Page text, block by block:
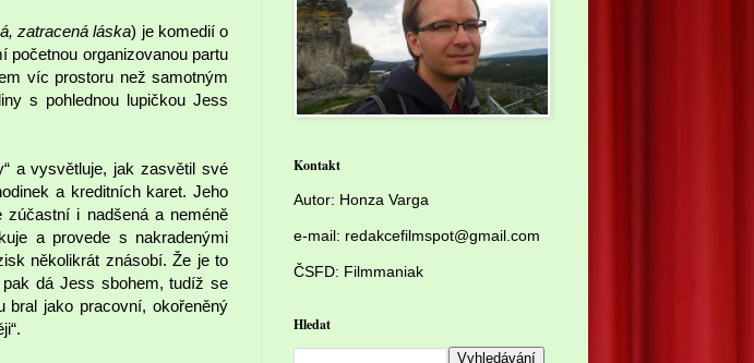
zatracená láska) je komedií o
organizovanou partu
víc prostoru než samotným
s pohlednou lupičkou Jess
a vysvětluje, jak zasvětil své
a kreditních karet. Jeho
i nadšená a neméně
a provede s nakradenými
několikrát znásobí. Že je to
dá Jess sbohem, tudíž se
jako pracovní, okořeněný
Kontakt
Autor: Honza Varga
e-mail: redakcefilmspot@gmail.com
ČSFD: Filmmaniak
Hledat